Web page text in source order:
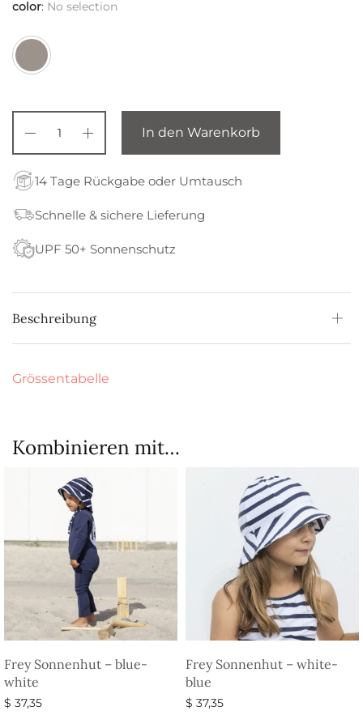
color: No selection
In den Warenkorb
14 Tage Rückgabe oder Umtausch
Schnelle & sichere Lieferung
UPF 50+ Sonnenschutz
Beschreibung
Grössentabelle
Kombinieren mit…
Frey Sonnenhut – blue-
white
$ 37,35
Frey Sonnenhut – white-
blue
$ 37,35